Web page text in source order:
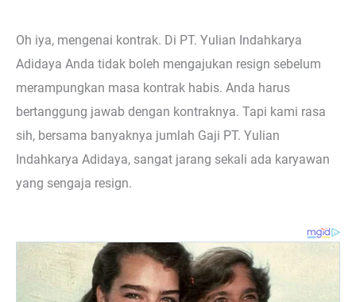
Oh iya, mengenai kontrak. Di PT. Yulian Indahkarya
Adidaya Anda tidak boleh mengajukan resign sebelum
merampungkan masa kontrak habis. Anda harus
bertanggung jawab dengan kontraknya. Tapi kami rasa
sih, bersama banyaknya jumlah Gaji PT. Yulian
Indahkarya Adidaya, sangat jarang sekali ada karyawan
yang sengaja resign.